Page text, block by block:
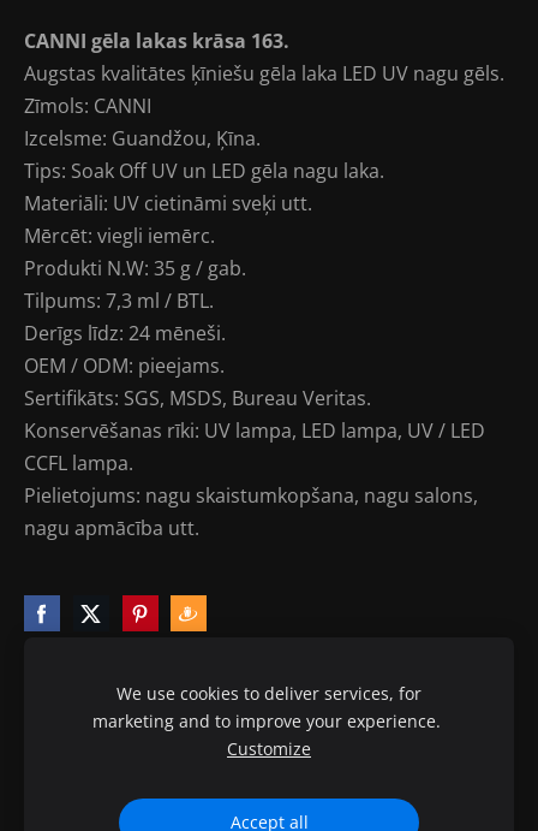
CANNI gēla lakas krāsa 163.
Augstas kvalitātes ķīniešu gēla laka LED UV nagu gēls.
Zīmols: CANNI
Izcelsme: Guandžou, Ķīna.
Tips: Soak Off UV un LED gēla nagu laka.
Materiāli: UV cietināmi sveķi utt.
Mērcēt: viegli iemērc.
Produkti N.W: 35 g / gab.
Tilpums: 7,3 ml / BTL.
Derīgs līdz: 24 mēneši.
OEM / ODM: pieejams.
Sertifikāts: SGS, MSDS, Bureau Veritas.
Konservēšanas rīki: UV lampa, LED lampa, UV / LED
CCFL lampa.
Pielietojums: nagu skaistumkopšana, nagu salons,
nagu apmācība utt.
Sīkdatnes
© 2010-2020 ptb.lv visas tiesības aizsargātas.
We use cookies to deliver services, for
marketing and to improve your experience.
Customize
Accept all